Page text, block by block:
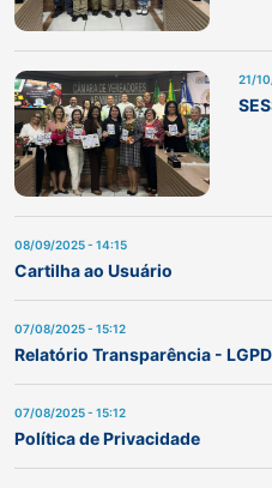
21/
08/09/2025 - 14:15
Cartilha ao Usuário
07/08/2025 - 15:12
Relatório Transparência - LGPD
07/08/2025 - 15:12
Política de Privacidade